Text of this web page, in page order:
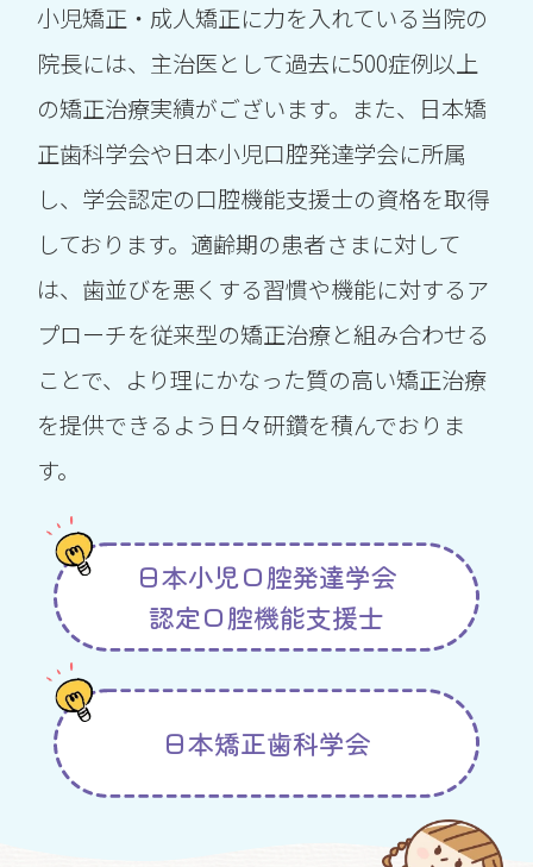
また、急なお痛み等でお困りの場合は、上
記お時間以外でも対応可能な場合がござい
ますので、お気軽にお問い合わせ下さい。
TEL052-661-0504もしくはHPの「web予
約」ボタンからご予約可能です。(web予
約は初診の方のみ)
なお、ご予約が埋まってしまう場合がござ
いますので、あらかじめご了承ください。
小児矯正・成人矯正に力を入れている当院の
院長には、主治医として過去に500症例以上
の矯正治療実績がございます。また、日本矯
正歯科学会や日本小児口腔発達学会に所属
し、学会認定の口腔機能支援士の資格を取得
しております。適齢期の患者さまに対して
は、歯並びを悪くする習慣や機能に対するア
プローチを従来型の矯正治療と組み合わせる
ことで、より理にかなった質の高い矯正治療
を提供できるよう日々研鑽を積んでおりま
す。
日本小児口腔発達学会
認定口腔機能支援士
日本矯正歯科学会